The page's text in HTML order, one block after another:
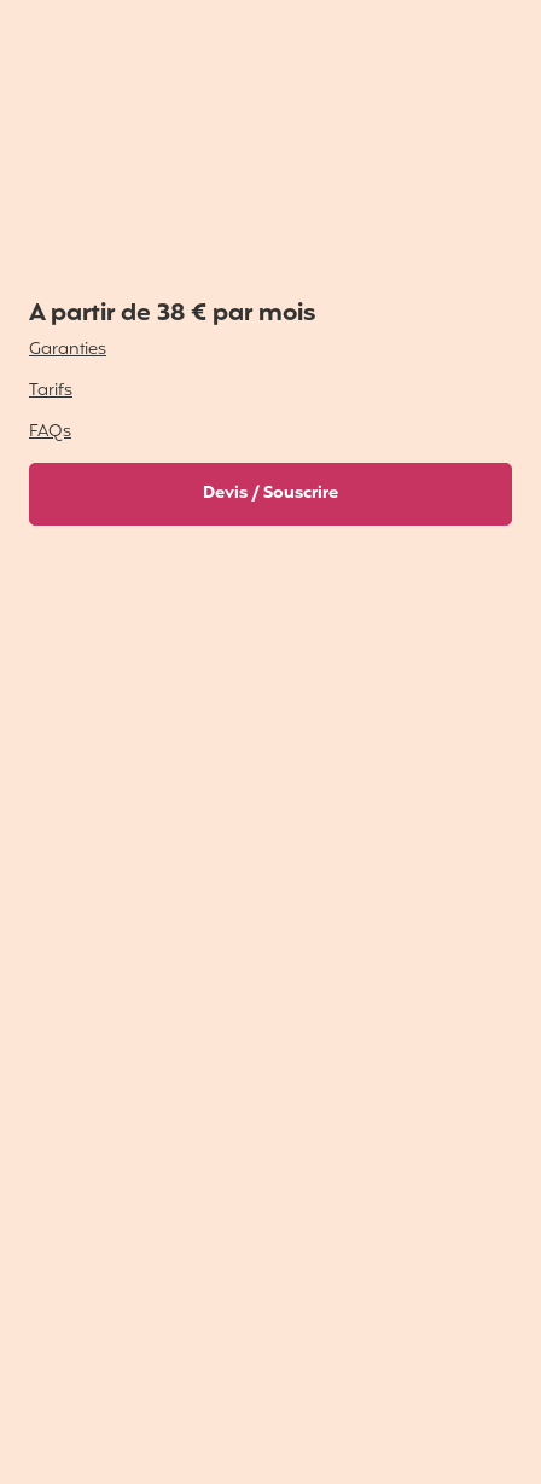
A partir de 38 € par mois
Garanties
Tarifs
FAQs
Devis / Souscrire